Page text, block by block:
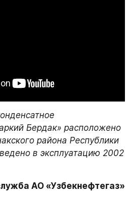
Бердак» расположено
района Республики
в эксплуатацию 2002
АО «Узбекнефтегаз»